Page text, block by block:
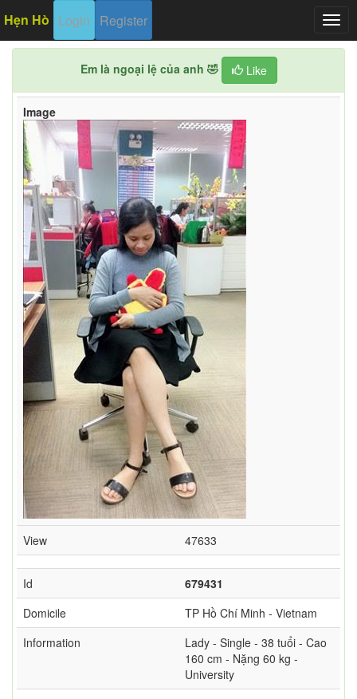
Hẹn Hò Login Register
Em là ngoại lệ của anh 🤣 Like
Image
View 47633
Id
679431
Domicile
TP Hồ Chí Minh - Vietnam
Information
Lady - Single - 38 tuổi - Cao
160 cm - Nặng 60 kg -
University